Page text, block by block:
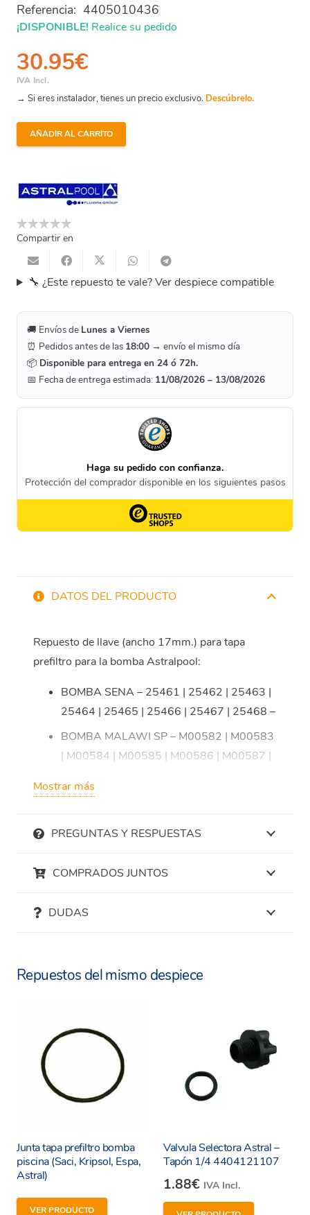
Referencia: 4405010436
¡DISPONIBLE! Realice su pedido
30.95€
IVA Incl.
→ Si eres instalador, tienes un precio exclusivo. Descúbrelo.
Astral
Llave
Tapa
Prefiltro
cantidad
AÑADIR AL CARRITO
Compartir en
🔧 ¿Este repuesto te vale? Ver despiece compatible
🚚 Envíos de Lunes a Viernes
⏰ Pedidos antes de las 18:00 → envío el mismo día
📦 Disponible para entrega en 24 ó 72h.
📅 Fecha de entrega estimada: 11/08/2026 – 13/08/2026
DATOS DEL PRODUCTO
Repuesto de llave (ancho 17mm.) para tapa
prefiltro para la bomba Astralpool:
BOMBA SENA – 25461 | 25462 | 25463 |
25464 | 25465 | 25466 | 25467 | 25468 –
BOMBA MALAWI SP – M00582 | M00583
| M00584 | M00585 | M00586 | M00587 |
BOMBA MALAWI ST – M00589 | M00590
M00595 | M00596 –
M00540 | M00541 –
Mostrar más
PREGUNTAS Y RESPUESTAS
COMPRADOS JUNTOS
DUDAS
Repuestos del mismo despiece
Junta tapa prefiltro bomba
piscina (Saci, Kripsol, Espa,
Astral)
VER PRODUCTO
Valvula Selectora Astral –
Tapón 1/4 4404121107
1.88€ IVA Incl.